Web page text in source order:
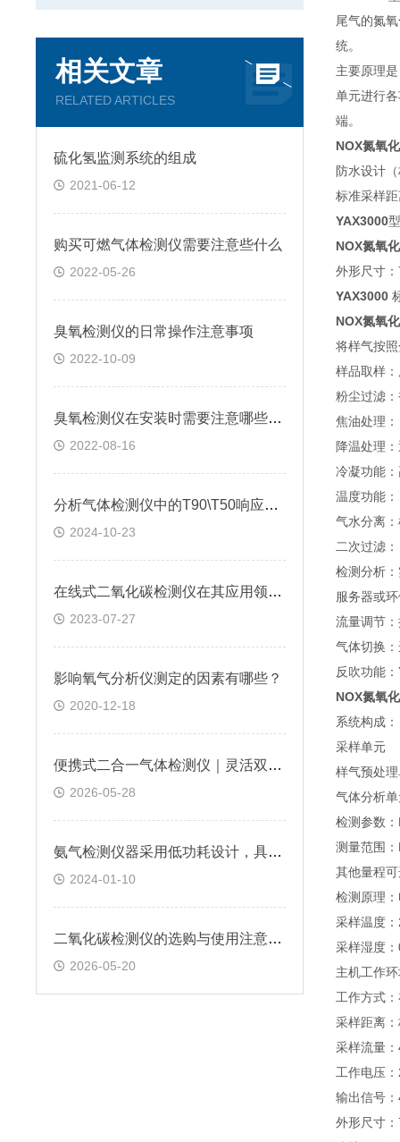
相关文章
RELATED ARTICLES
硫化氢监测系统的组成
2021-06-12
购买可燃气体检测仪需要注意些什么
2022-05-26
臭氧检测仪的日常操作注意事项
2022-10-09
臭氧检测仪在安装时需要注意哪些问题?
2022-08-16
分析气体检测仪中的T90\T50响应时间
2024-10-23
在线式二氧化碳检测仪在其应用领域发挥的作用
2023-07-27
影响氧气分析仪测定的因素有哪些？
2020-12-18
便携式二合一气体检测仪｜灵活双气检测，让工业安全巡检更可靠
2026-05-28
氨气检测仪器采用低功耗设计，具有较长的使用寿命
2024-01-10
二氧化碳检测仪的选购与使用注意事项
2026-05-20
尾气的氮
统。
主要原理
单元进行
端。
NOX氮氧
防水设计
标准采样
YAX3000
NOX氮氧
外形尺寸
YAX3000
NOX氮氧
将样气按
样品取样
粉尘过滤
焦油处理
降温处理
冷凝功能
温度功能
气水分离
二次过滤
检测分析
服务器或
流量调节
气体切换
反吹功能
NOX氮氧
系统构成：
采样单元
样气预处
气体分析
检测参数
测量范围
其他量程
检测原理
采样温度
采样湿度
主机工作
工作方式
采样距离
采样流量
工作电压
输出信号
外形尺寸